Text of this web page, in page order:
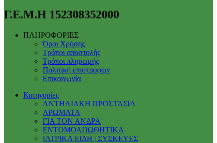
Γ.Ε.Μ.Η 152308352000
ΠΛΗΡΟΦΟΡΙΕΣ
Όροι Χρήσης
Τρόποι αποστολής
Τρόποι πληρωμής
Πολιτική επιστροφών
Επικοινωνία
Κατηγορίες
ΑΝΤΗΛΙΑΚΗ ΠΡΟΣΤΑΣΙΑ
ΑΡΩΜΑΤΑ
ΓΙΑ ΤΟΝ ΑΝΔΡΑ
ΕΝΤΟΜΟΑΠΩΘΗΤΙΚΑ
ΙΑΤΡΙΚΑ ΕΙΔΗ | ΣΥΣΚΕΥΕΣ